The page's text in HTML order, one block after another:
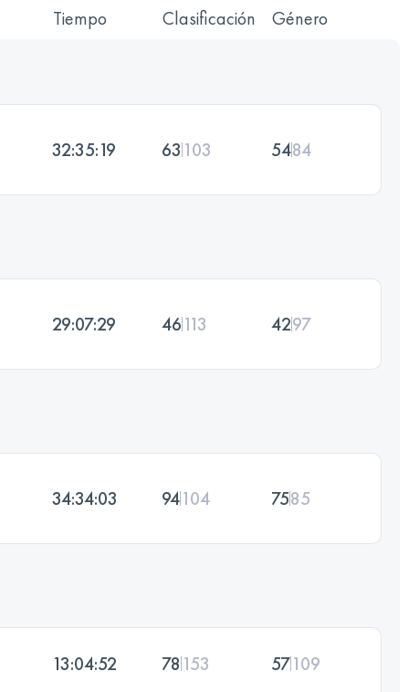
Tiempo Clasificación Género
32:35:19 63 103 5484
29:07:29 46113 4297
34:34:03 94104 7585
13:04:52 78 153 57109